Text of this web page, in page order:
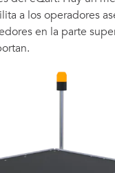
a los operadores
en la parte